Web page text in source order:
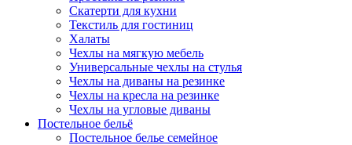
Скатерти для кухни
Текстиль для гостиниц
Халаты
Чехлы на мягкую мебель
Универсальные чехлы на стулья
Чехлы на диваны на резинке
Чехлы на кресла на резинке
Чехлы на угловые диваны
Постельное бельё
Постельное белье семейное